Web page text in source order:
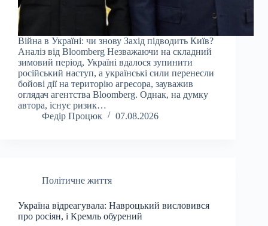
Війна в Україні: чи знову Захід підводить Київ?
Аналіз від Bloomberg Незважаючи на складний
зимовий період, Україні вдалося зупинити
російський наступ, а українські сили перенесли
бойові дії на територію агресора, зауважив
оглядач агентства Bloomberg. Однак, на думку
автора, існує ризик…
Федір Процюк
07.08.2026
Політичне життя
Україна відреагувала: Навроцький висловився
про росіян, і Кремль обурений